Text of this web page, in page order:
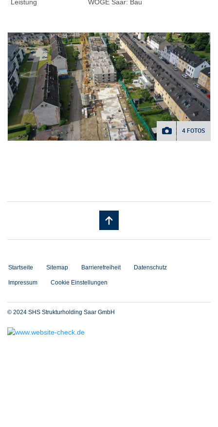
Leistung WOGE Saar: Bau
4 FOTOS
Startseite Sitemap Barrierefreiheit Datenschutz
Impressum Cookie Einstellungen
© 2024 SHS Strukturholding Saar GmbH